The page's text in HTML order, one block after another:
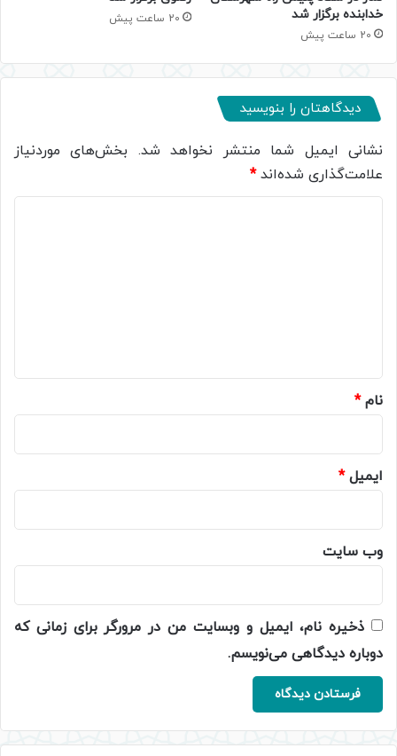
خدابنده برگزار شد
20 ساعت پیش
20 ساعت پیش
دیدگاهتان را بنویسید
نشانی ایمیل شما منتشر نخواهد شد. بخش‌های موردنیاز
علامت‌گذاری شده‌اند*
نام*
ایمیل*
وب‌ سایت
ذخیره نام، ایمیل و وبسایت من در مرورگر برای زمانی که
دوباره دیدگاهی می‌نویسم.